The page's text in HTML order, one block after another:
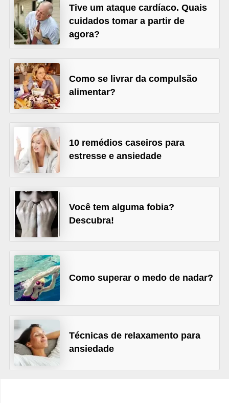
Tive um ataque cardíaco. Quais
cuidados tomar a partir de
agora?
Como se livrar da compulsão
alimentar?
10 remédios caseiros para
estresse e ansiedade
Você tem alguma fobia?
Descubra!
Como superar o medo de nadar?
Técnicas de relaxamento para
ansiedade
l
i
m
n
t
a
ã
o
S
a
u
d
á
v
e
l
P
l
a
n
o
s